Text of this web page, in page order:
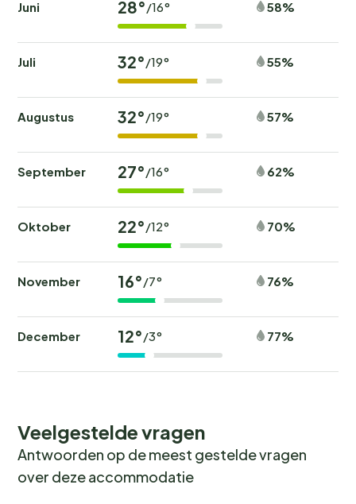
Juni 28°/16° 58%
Juli 32°/19° 55%
Augustus 32°/19° 57%
September 27°/16° 62%
Oktober 22°/12° 70%
November 16°/7° 76%
December 12°/3° 77%
Veelgestelde vragen
Antwoorden op de meest gestelde vragen
over deze accommodatie